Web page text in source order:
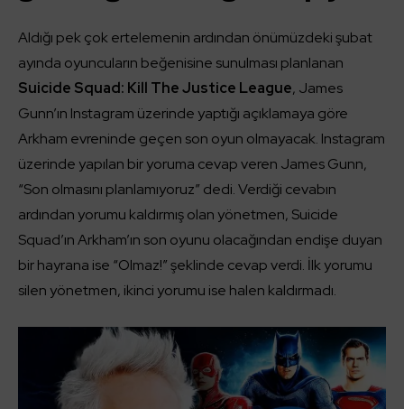
Aldığı pek çok ertelemenin ardından önümüzdeki şubat
ayında oyuncuların beğenisine sunulması planlanan
Suicide Squad: Kill The Justice League, James
Gunn’ın Instagram üzerinde yaptığı açıklamaya göre
Arkham evreninde geçen son oyun olmayacak. Instagram
üzerinde yapılan bir yoruma cevap veren James Gunn,
“Son olmasını planlamıyoruz” dedi. Verdiği cevabın
ardından yorumu kaldırmış olan yönetmen, Suicide
Squad’ın Arkham’ın son oyunu olacağından endişe duyan
bir hayrana ise “Olmaz!” şeklinde cevap verdi. İlk yorumu
silen yönetmen, ikinci yorumu ise halen kaldırmadı.